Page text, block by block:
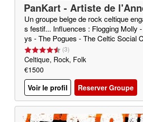
PanKart - Artiste de
er 2020
Un groupe belge de rock celtique
s festif... Influences : Flogging Molly
ys - The Pogues - The Celtic Social
(3)
Celtique, Rock, Folk
€1500
Voir le profil
Reserver Groupe